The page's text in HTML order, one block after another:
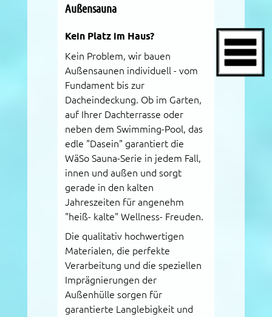
Außensauna
Kein Platz im Haus?
Kein Problem, wir bauen
Außensaunen individuell - vom
Fundament bis zur
Dacheindeckung. Ob im Garten,
auf Ihrer Dachterrasse oder
neben dem Swimming-Pool, das
edle "Dasein" garantiert die
WäSo Sauna-Serie in jedem Fall,
innen und außen und sorgt
gerade in den kalten
Jahreszeiten für angenehm
"heiß- kalte" Wellness- Freuden.
Die qualitativ hochwertigen
Materialen, die perfekte
Verarbeitung und die speziellen
Imprägnierungen der
Außenhülle sorgen für
garantierte Langlebigkeit und